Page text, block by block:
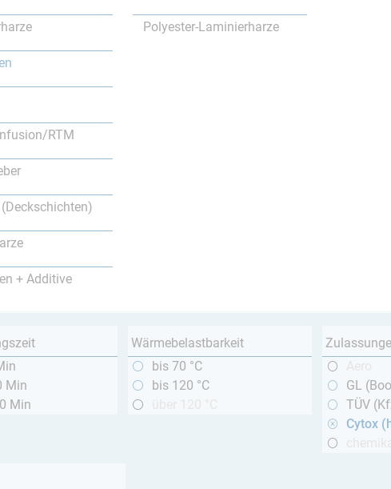
RTM
+ Additive
Polyester-Laminierharze
Min
Min
Wärmebelastbarkeit
bis 70 °C
bis 120 °C
GL
TÜV
Cytox